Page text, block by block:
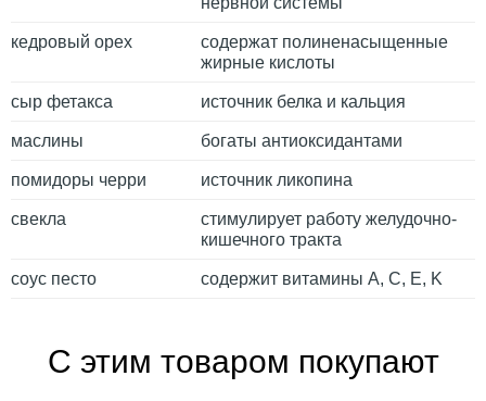
кедровый орех
содержат полиненасыщенные
жирные кислоты
сыр фетакса источник белка и кальция
маслины богаты антиоксидантами
помидоры черри источник ликопина
свекла
стимулирует работу желудочно-
кишечного тракта
соус песто содержит витамины A, C, E, K
С этим товаром покупают